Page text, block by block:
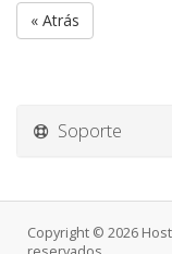
« Atrás
Soporte
Copyright © 2026